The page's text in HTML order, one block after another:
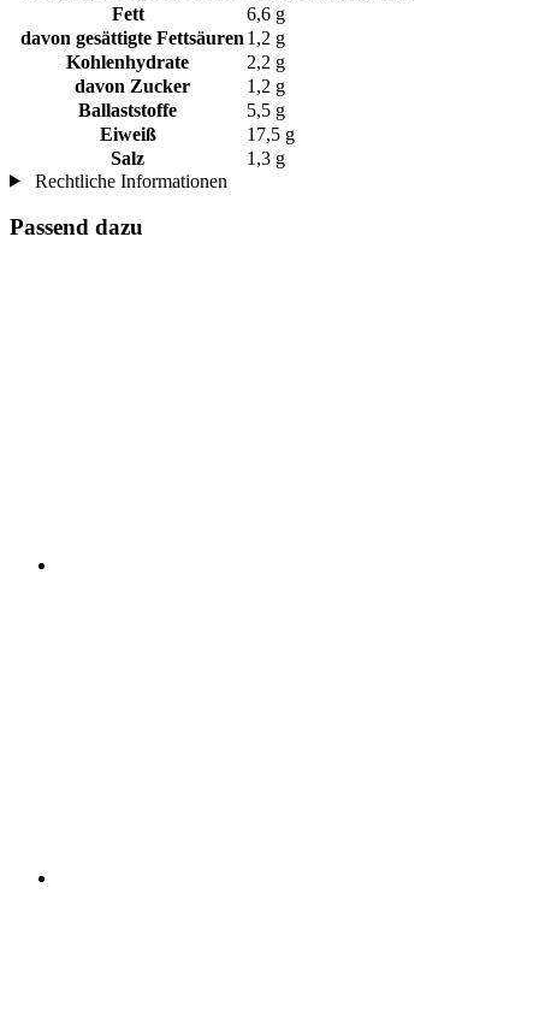
Fett
6,6 g
davon gesättigte Fettsäuren 1,2 g
Kohlenhydrate
2,2 g
davon Zucker
1,2 g
Ballaststoffe
5,5 g
Eiweiß
17,5 g
Salz
1,3 g
Rechtliche Informationen
Passend dazu